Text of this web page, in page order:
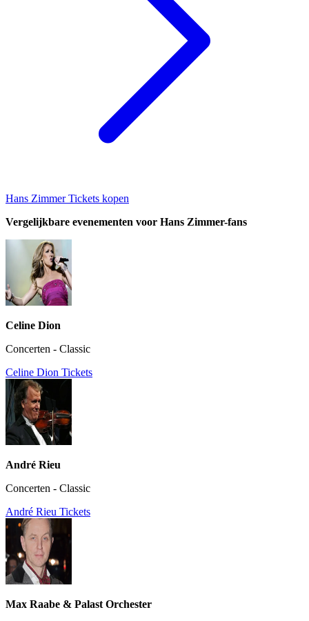
Hans Zimmer Tickets kopen
Vergelijkbare evenementen voor Hans Zimmer-fans
Celine Dion
Concerten - Classic
Celine Dion Tickets
André Rieu
Concerten - Classic
André Rieu Tickets
Max Raabe & Palast Orchester